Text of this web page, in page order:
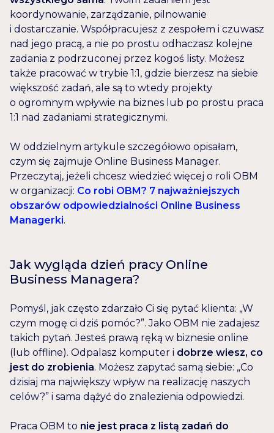
koordynowanie, zarządzanie, pilnowanie
i dostarczanie. Współpracujesz z zespołem i czuwasz
nad jego pracą, a nie po prostu odhaczasz kolejne
zadania z podrzuconej przez kogoś listy. Możesz
także pracować w trybie 1:1, gdzie bierzesz na siebie
większość zadań, ale są to wtedy projekty
o ogromnym wpływie na biznes lub po prostu praca
1:1 nad zadaniami strategicznymi.
W oddzielnym artykule szczegółowo opisałam,
czym się zajmuje Online Business Manager.
Przeczytaj, jeżeli chcesz wiedzieć więcej o roli OBM
w organizacji: Co robi OBM? 7 najważniejszych
obszarów odpowiedzialności Online Business
Managerki.
Jak wygląda dzień pracy Online
Business Managera?
Pomyśl, jak często zdarzało Ci się pytać klienta: „W
czym mogę ci dziś pomóc?”. Jako OBM nie zadajesz
takich pytań. Jesteś prawą ręką w biznesie online
(lub offline). Odpalasz komputer i dobrze wiesz, co
jest do zrobienia. Możesz zapytać samą siebie: „Co
dzisiaj ma największy wpływ na realizację naszych
celów?” i sama dążyć do znalezienia odpowiedzi.
Praca OBM to nie jest praca z listą zadań do